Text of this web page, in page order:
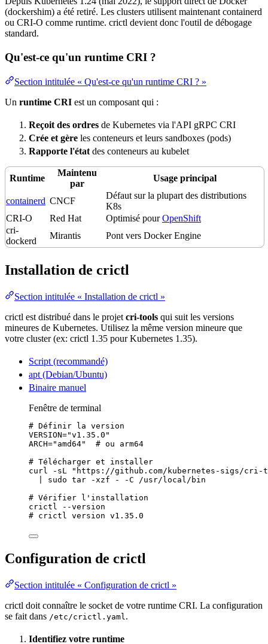
(dockershim) a été retiré. Les clusters utilisent maintenant containerd
ou CRI-O comme runtime. crictl devient donc l'outil de débogage
standard.
Qu'est-ce qu'un runtime CRI ?
Section intitulée « Qu'est-ce qu'un runtime CRI ? »
Un runtime CRI est un composant qui :
Reçoit des ordres de Kubernetes via l'API gRPC CRI
Crée et gère les conteneurs et leurs sandboxes (pods)
Rapporte l'état des conteneurs au kubelet
Runtime
Maintenu
par
Usage principal
containerd CNCF
Défaut sur la plupart des distributions
K8s
CRI-O
Red Hat Optimisé pourOpenShift
cri-
dockerd
Mirantis Pont vers Docker Engine
Installation de crictl
Section intitulée « Installation de crictl »
crictl est distribué dans le projet cri-tools qui suit les versions
mineures de Kubernetes. Utilisez la même version mineure que
votre cluster (ex: crictl 1.35 pour Kubernetes 1.35).
Script (recommandé)
apt (Debian/Ubuntu)
Binaire manuel
Fenêtre de terminal
# Définir la version
VERSION="v1.35.0 "
ARCH=" amd64"
# ou arm64
# Télécharger et installer
curl
-sL " https://github.com/kubernetes-sigs/cri-
sudo tar -xzf - -C
/usr/local/bin
# Vérifier l'installation
crictl
--version
# crictl version v1.35.0
Configuration de crictl
Section intitulée « Configuration de crictl »
crictl doit connaître le socket de votre runtime CRI. La configuration
se fait dans /etc/crictl.yaml .
Identifiez votre runtime